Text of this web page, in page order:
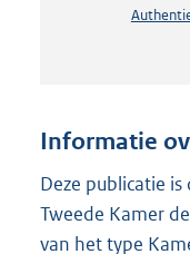
Informatie
Deze publicatie
Tweede Kamer
van het type